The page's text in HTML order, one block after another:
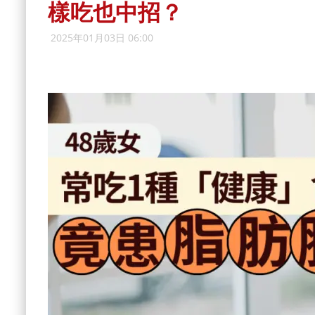
樣吃也中招？
2025年01月03日 06:00